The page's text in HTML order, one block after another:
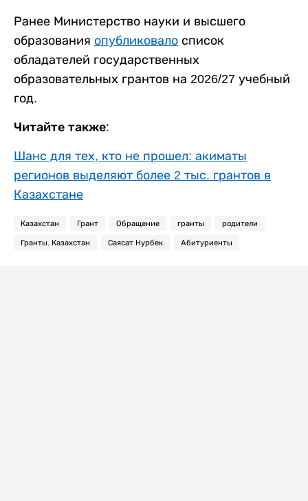
Ранее Министерство науки и высшего
образования опубликовало список
обладателей государственных
образовательных грантов на 2026/27 учебный
год.
Читайте также:
Шанс для тех, кто не прошел: акиматы
регионов выделяют более 2 тыс. грантов в
Казахстане
Казахстан Грант Обращение гранты родители
Гранты. Казахстан Саясат Нурбек Абитуриенты